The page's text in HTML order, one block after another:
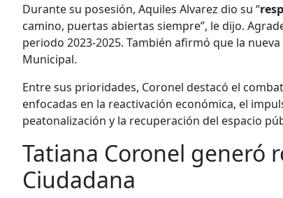
Durante su posesión, Aquiles Alvarez dio su “
camino, puertas abiertas siempre”, le dijo.
periodo 2023-2025. También afirmó que la
Municipal.
Entre sus prioridades, Coronel destacó el
enfocadas en la reactivación económica, el
peatonalización y la recuperación del espacio
Tatiana Coronel generó
Ciudadana